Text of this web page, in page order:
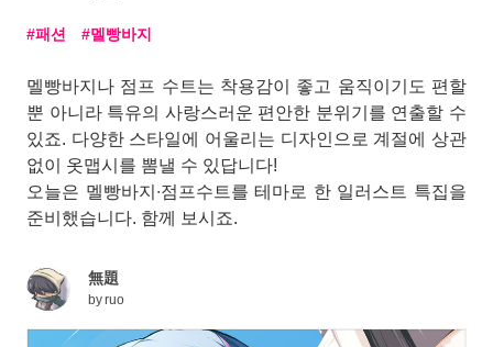
패션 멜빵바지
멜빵바지나 점프 수트는 착용감이 좋고 움직이기도 편할
뿐 아니라 특유의 사랑스러운 편안한 분위기를 연출할 수
있죠. 다양한 스타일에 어울리는 디자인으로 계절에 상관
없이 옷맵시를 뽐낼 수 있답니다!
오늘은 멜빵바지∙점프수트를 테마로 한 일러스트 특집을
준비했습니다. 함께 보시죠.
無題
byruo